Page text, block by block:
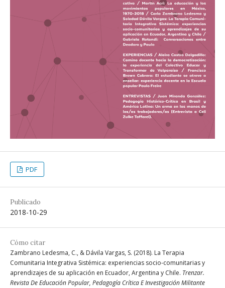
PDF
Publicado
2018-10-29
Cómo citar
Zambrano Ledesma, C., & Dávila Vargas, S. (2018). La Terapia
Comunitaria Integrativa Sistémica: experiencias socio-comunitarias y
aprendizajes de su aplicación en Ecuador, Argentina y Chile. Trenzar.
Revista De Educación Popular, Pedagogía Crítica E Investigación Militante